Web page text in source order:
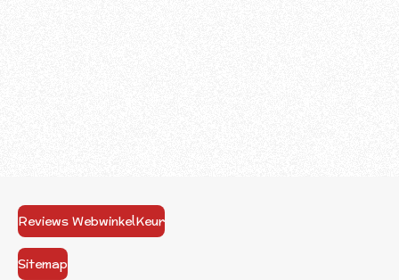
Reviews WebwinkelKeur
Sitemap